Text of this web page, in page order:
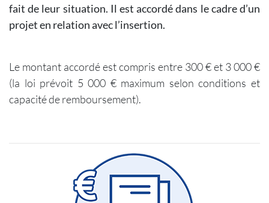
fait de leur situation. Il est accordé dans le cadre d’un
projet en relation avec l’insertion.
Le montant accordé est compris entre 300 € et 3 000 €
(la loi prévoit 5 000 € maximum selon conditions et
capacité de remboursement).